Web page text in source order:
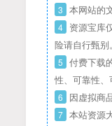
3 本网站的
4 资源宝库
险请自行甄别。
5 付费下载
性、可靠性、
6 因虚拟商
7 本站资源